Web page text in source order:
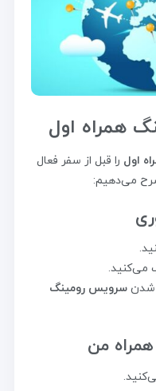
همراه اول
اول را قبل از سفر فعال
می‌دهیم:
شدن سرویس رومینگ